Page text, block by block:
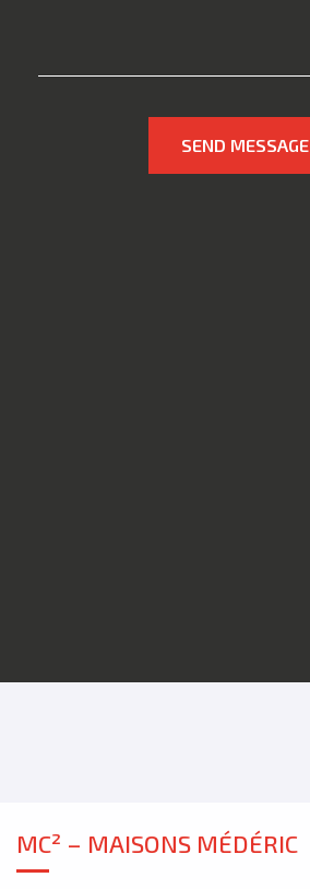
SEND MESSAGE
MC² – MAISONS MÉDÉRIC